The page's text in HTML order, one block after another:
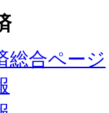
総合ページ